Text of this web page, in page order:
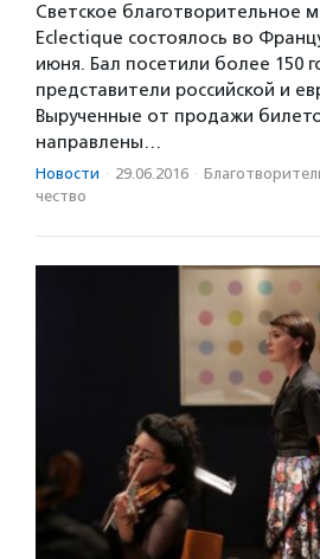
Светское благотворительное
Eclectique состоялось во
июня. Бал посетили более 150
представители российской и
Вырученные от продажи
направлены…
Новости · 29.06.2016 ·
чест­во